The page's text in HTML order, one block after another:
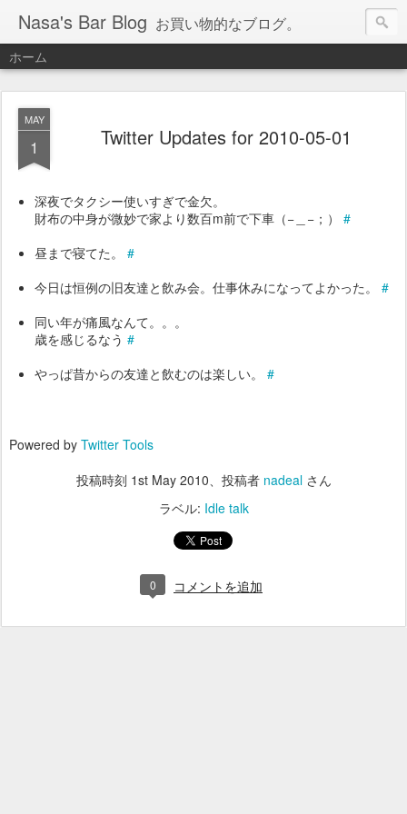
Nasa's Bar Blog お買い物的なブログ。
ホーム
MAY
1 Twitter Updates for 2010-05-01
深夜でタクシー使いすぎで金欠。
財布の中身が微妙で家より数百m前で下車（−＿−；） #
昼まで寝てた。 #
今日は恒例の旧友達と飲み会。仕事休みになってよかった。 #
同い年が痛風なんて。。。
歳を感じるなう #
やっぱ昔からの友達と飲むのは楽しい。 #
Powered by Twitter Tools
投稿時刻 1st May 2010、投稿者 nadealさん
ラベル: Idle talk
0 コメントを追加